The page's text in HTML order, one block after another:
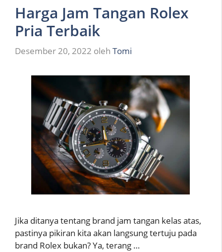
Harga Jam Tangan Rolex
Pria Terbaik
Desember 20, 2022 oleh Tomi
Jika ditanya tentang brand jam tangan kelas atas,
pastinya pikiran kita akan langsung tertuju pada
brand Rolex bukan? Ya, terang …